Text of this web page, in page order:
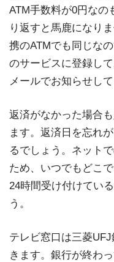
ATM手数料が0円なの
り返すと馬鹿になり
携のATMでも同じな
のサービスに登録し
メールでお知らせして
返済がなかった場合
ます。返済日を忘れ
るでしょう。ネット
ため、いつでもどこ
24時間受け付けてい
う。
テレビ窓口は三菱
きます。銀行が終わ